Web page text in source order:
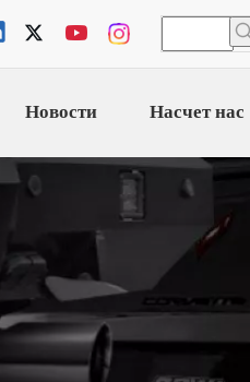
Новости Насчет нас